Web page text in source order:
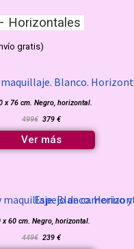
Horizontales
gratis)
x 76 cm. Negro, horizontal.
499€ 379 €
Ver más
x 60 cm. Negro, horizontal.
449€ 239 €